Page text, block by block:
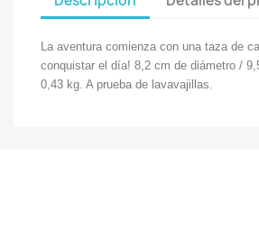
La aventura comienza con una taza de
conquistar el día! 8,2 cm de diámetro /
0,43 kg. A prueba de lavavajillas.